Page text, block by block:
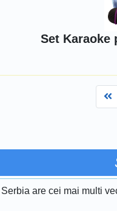
Set Karaoke
are cei mai multi